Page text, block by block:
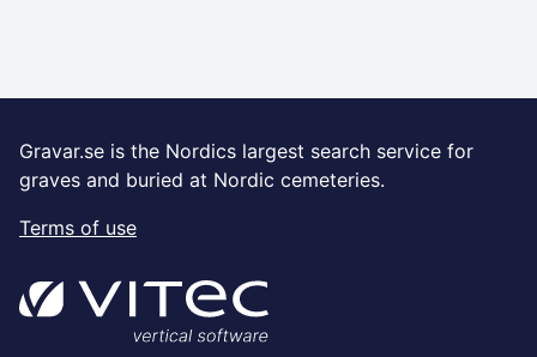
Gravar.se is the Nordics largest search service for
graves and buried at Nordic cemeteries.
Terms of use